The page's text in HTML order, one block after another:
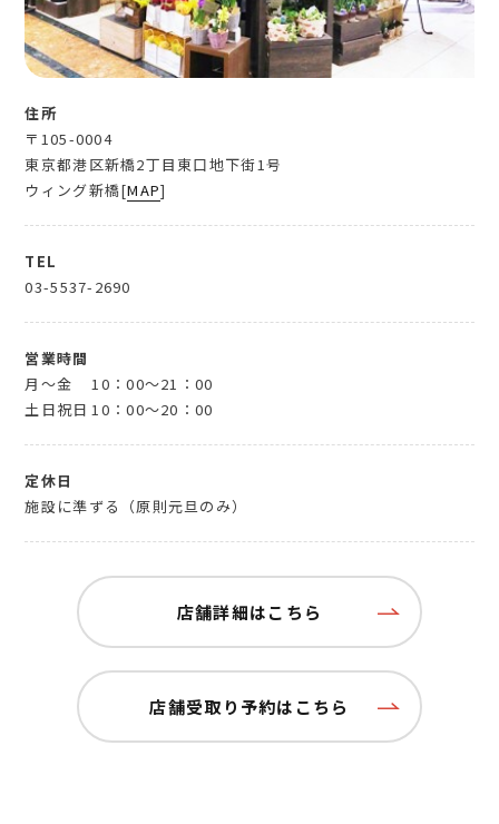
住所
〒105-0004
東京都港区新橋2丁目東口地下街1号
ウィング新橋[MAP]
TEL
03-5537-2690
営業時間
月～金
10：00～21：00
土日祝日 10：00～20：00
定休日
施設に準ずる（原則元旦のみ）
店舗詳細はこちら
店舗受取り予約はこちら